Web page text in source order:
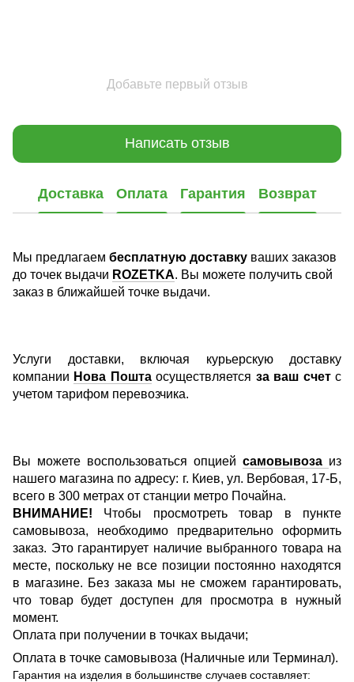
Добавьте первый отзыв
Написать отзыв
Доставка Оплата Гарантия Возврат
Мы предлагаем бесплатную доставку ваших заказов
до точек выдачи ROZETKA. Вы можете получить свой
заказ в ближайшей точке выдачи.
Услуги доставки, включая курьерскую доставку
компании Нова Поштаосуществляется за ваш счетс
учетом тарифом перевозчика.
Вы можете воспользоваться опцией самовывоза из
нашего магазина по адресу: г. Киев, ул. Вербовая, 17-Б,
всего в 300 метрах от станции метро Почайна.
ВНИМАНИЕ! Чтобы просмотреть товар в пункте
самовывоза, необходимо предварительно оформить
заказ. Это гарантирует наличие выбранного товара на
месте, поскольку не все позиции постоянно находятся
в магазине. Без заказа мы не сможем гарантировать,
что товар будет доступен для просмотра в нужный
момент.
Оплата при получении в точках выдачи;
Оплата в точке самовывоза (Наличные или Терминал).
Гарантия на изделия в большинстве случаев составляет: